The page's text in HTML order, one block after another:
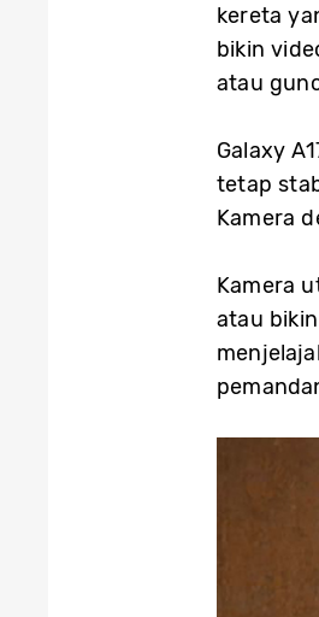
kereta
bikin
atau
Galaxy
tetap
Kamera
Kamera
atau